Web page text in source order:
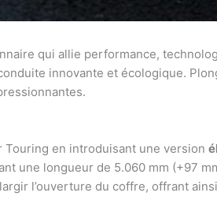
qui allie performance,
innovante et écologique.
Touring en introduisant une version
une longueur de 5.060 mm (+97
l’ouverture du coffre, offrant